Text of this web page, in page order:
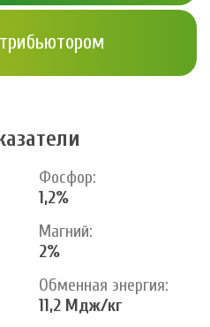
Фосфор:
1,2%
Магний:
2%
Обменная энергия:
11,2 Мдж/кг